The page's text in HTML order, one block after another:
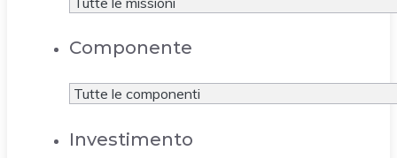
Componente
Investimento